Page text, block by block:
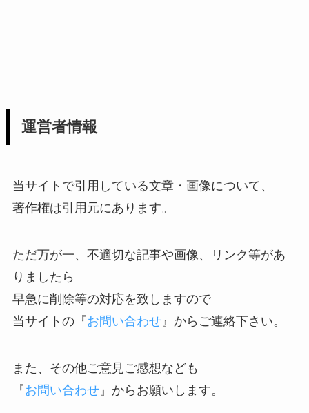
運営者情報
当サイトで引用している文章・画像について、
著作権は引用元にあります。
ただ万が一、不適切な記事や画像、リンク等があ
りましたら
早急に削除等の対応を致しますので
当サイトの『お問い合わせ』からご連絡下さい。
また、その他ご意見ご感想なども
『お問い合わせ』からお願いします。